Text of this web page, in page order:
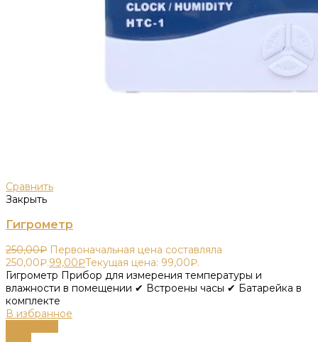
Сравнить
Закрыть
Гигрометр
250,00₽ Первоначальная цена составляла
250,00₽.99,00₽Текущая цена: 99,00₽.
Гигрометр Прибор для измерения температуры и
влажности в помещении ✔ Встроены часы ✔ Батарейка в
комплекте
В избранное